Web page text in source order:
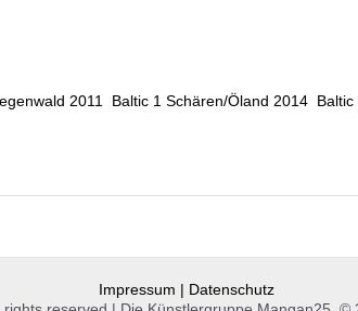
2011 Baltic 1 Schären/Öland 2014
Impressum | Datenschutz